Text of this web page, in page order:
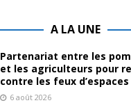
A LA UNE
Partenariat entre les
et les agriculteurs pour
contre les feux
6 août 2026